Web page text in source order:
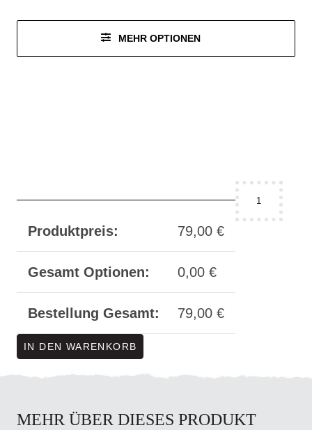
MEHR OPTIONEN
Produktpreis: 79,00 €
Gesamt Optionen: 0,00 €
Bestellung Gesamt: 79,00 €
Halsband
-
incision
IN DEN WARENKORB
MEHR ÜBER DIESES PRODUKT